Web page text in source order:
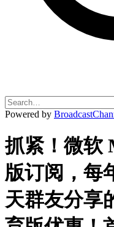
Powered by
抓紧！微软
版订阅，每
天群友分享